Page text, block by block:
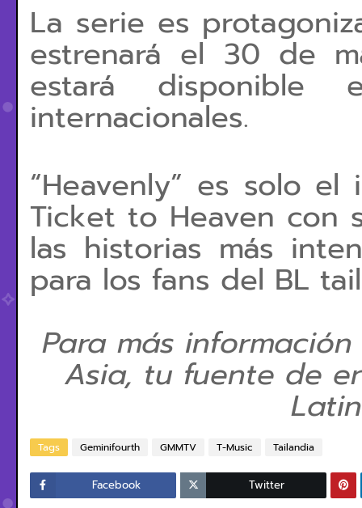
La serie es
estrenará el 30 de
estará
internacionales.
“Heavenly” es solo
Ticket to Heaven con
las historias más
para los fans del BL
Para más
Asia, tu fuente de
Tags Geminifourth GMMTV T-Music Tailandia
Facebook Twitter